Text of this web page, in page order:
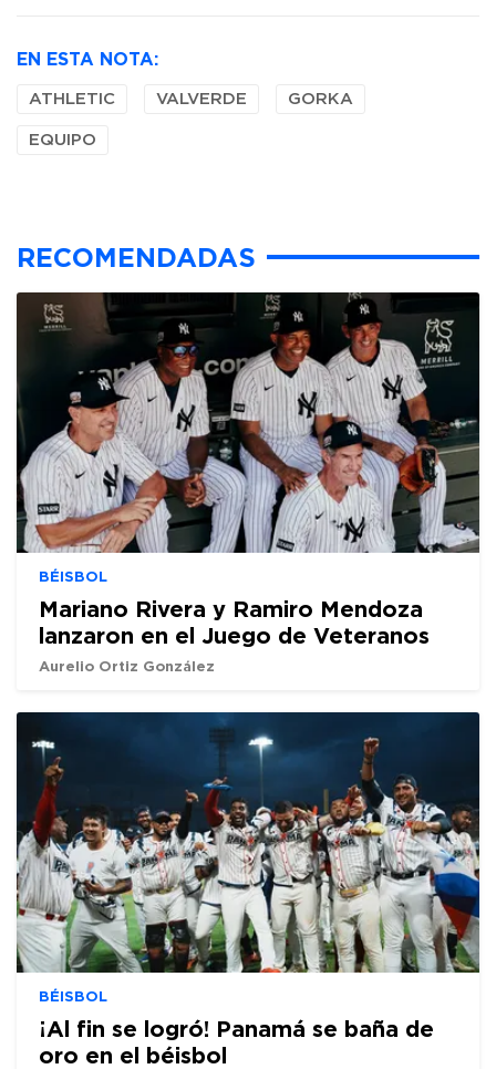
EN ESTA NOTA:
ATHLETIC VALVERDE GORKA
EQUIPO
RECOMENDADAS
BÉISBOL
Mariano Rivera y Ramiro Mendoza
lanzaron en el Juego de Veteranos
Aurelio Ortiz González
BÉISBOL
¡Al fin se logró! Panamá se baña de
oro en el béisbol